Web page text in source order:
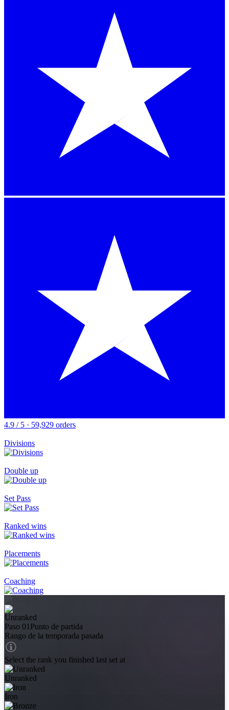
4.9 / 5 · 59,929 orders
Divisions
Double up
Set Pass
Ranked wins
Placements
Coaching
Paso 01 Punto de partida
Rango de la temporada pasada
Select the rank you finished last set at
Unranked
Iron